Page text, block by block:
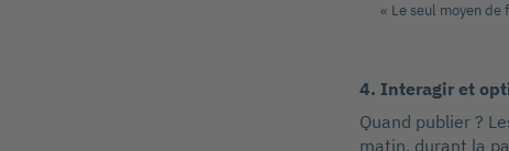
« Le seul moyen de
4. Interagir et
Quand publier ?
matin, durant la